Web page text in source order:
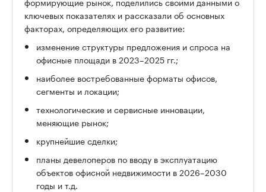
ключевых показателях и рассказали об основных
факторах, определяющих его развитие:
изменение структуры предложения и спроса на
офисные площади в 2023–2025 гг.;
наиболее востребованные форматы офисов,
сегменты и локации;
технологические и сервисные инновации,
меняющие рынок;
крупнейшие сделки;
планы девелоперов по вводу в эксплуатацию
объектов офисной недвижимости в 2026–2030
годы и т.д.